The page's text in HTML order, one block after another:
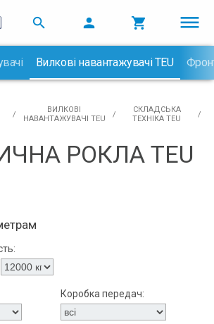
  
Вилкові навантажувачі TEU
ВИЛКОВІ
НАВАНТАЖУВАЧІ TEU
СКЛАДСЬКА
ТЕХНІКА TEU
РОКЛА TEU
Коробка передач: